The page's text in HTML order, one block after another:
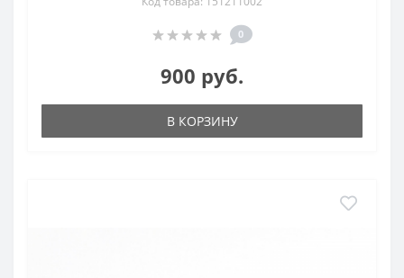
0
900 руб.
В КОРЗИНУ